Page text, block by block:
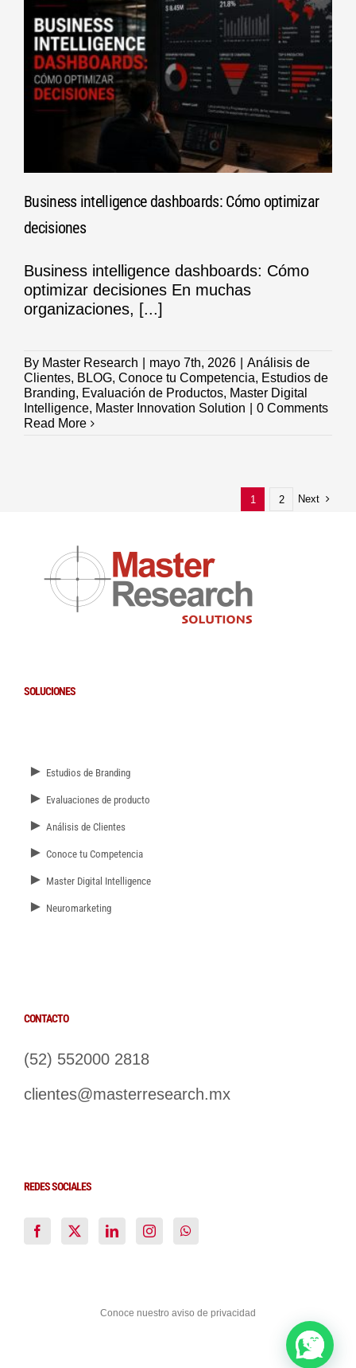
Business intelligence dashboards: Cómo optimizar
decisiones
Business intelligence dashboards: Cómo
optimizar decisiones En muchas
organizaciones, [...]
By Master Research mayo 7th, 2026
Análisis de
Clientes, BLOG, Conoce tu Competencia, Estudios de
Branding, Evaluación de Productos, Master Digital
Intelligence, Master Innovation Solution
0 Comments
Read More
1 2 Next
SOLUCIONES
► Estudios de Branding
► Evaluaciones de producto
► Análisis de Clientes
► Conoce tu Competencia
► Master Digital Intelligence
► Neuromarketing
CONTACTO
(52) 552000 2818
clientes@masterresearch.mx
REDES SOCIALES
Conoce nuestro aviso de privacidad